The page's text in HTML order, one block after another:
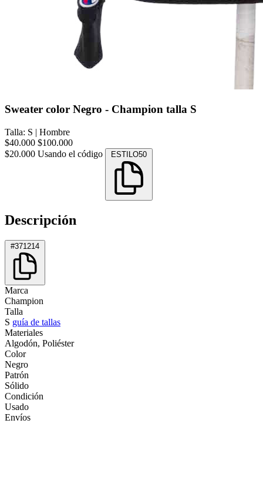
Sweater color Negro - Champion talla S
Talla: S | Hombre
$40.000 $100.000
$20.000 Usando el código ESTILO50
Descripción
#371214
Marca
Champion
Talla
S guía de tallas
Materiales
Algodón, Poliéster
Color
Negro
Patrón
Sólido
Condición
Usado
Envíos